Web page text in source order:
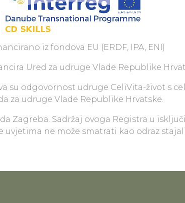
iz fondova EU (ERDF, IPA, ENI)
Ured za udruge Vlade Republike
su odgovornost udruge CeliVita-život s
za udruge Vlade Republike Hrvatske.
Zagreba. Sadržaj ovoga Registra u
ne može smatrati kao odraz